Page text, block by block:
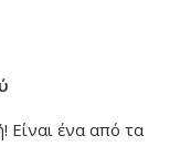
Είναι ένα από τα